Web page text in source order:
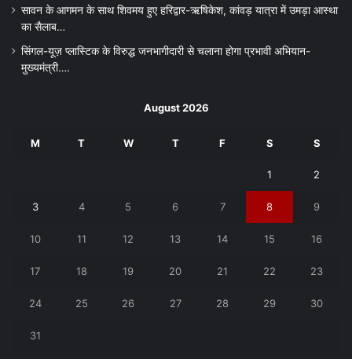
सावन के आगमन के साथ शिवमय हुए हरिद्वार-ऋषिकेश, कांवड़ यात्रा में उमड़ा आस्था
का सैलाब…
सिंगल-यूज़ प्लास्टिक के विरुद्ध जनभागीदारी से चलाना होगा प्रभावी अभियान-
मुख्यमंत्री….
August 2026
M T W T F S S
1 2
3 4 5 6 7 8 9
10 11 12 13 14 15 16
17 18 19 20 21 22 23
24 25 26 27 28 29 30
31